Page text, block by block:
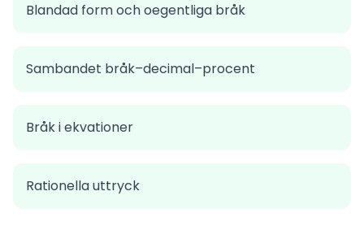
Blandad form och oegentliga bråk
Sambandet bråk–decimal–procent
Bråk i ekvationer
Rationella uttryck